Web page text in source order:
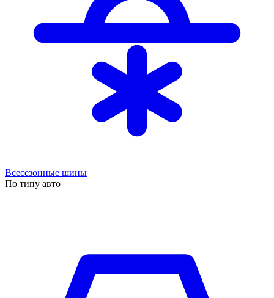
Всесезонные шины
По типу авто